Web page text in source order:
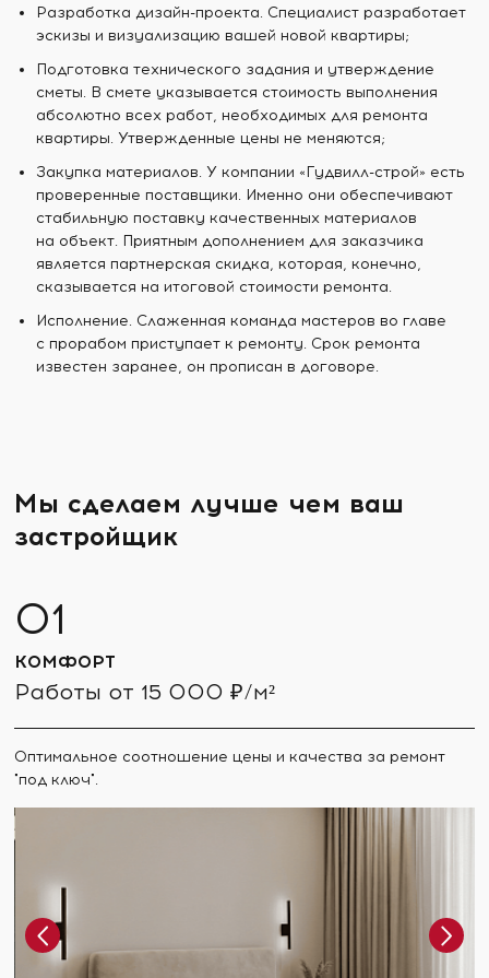
Разработка дизайн-проекта. Специалист разработает
эскизы и визуализацию вашей новой квартиры;
Подготовка технического задания и утверждение
сметы. В смете указывается стоимость выполнения
абсолютно всех работ, необходимых для ремонта
квартиры. Утвержденные цены не меняются;
Закупка материалов. У компании «Гудвилл-строй» есть
проверенные поставщики. Именно они обеспечивают
стабильную поставку качественных материалов
на объект. Приятным дополнением для заказчика
является партнерская скидка, которая, конечно,
сказывается на итоговой стоимости ремонта.
Исполнение. Слаженная команда мастеров во главе
с прорабом приступает к ремонту. Срок ремонта
известен заранее, он прописан в договоре.
Мы сделаем лучше чем ваш
застройщик
КОМФОРТ
Работы от 15 000 ₽/м²
Оптимальное соотношение цены и качества за ремонт
"под ключ".